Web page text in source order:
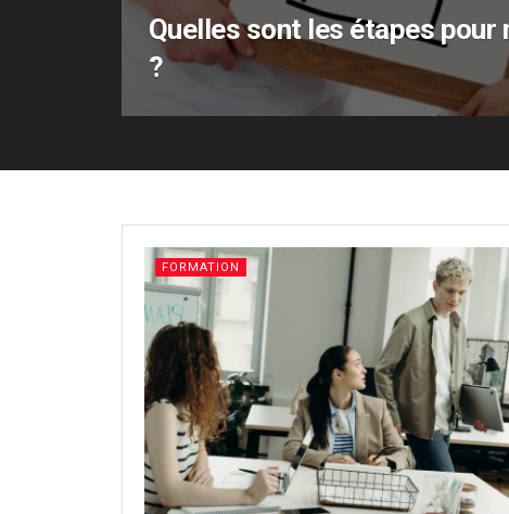
Quelles sont les étapes pour
?
FORMATION